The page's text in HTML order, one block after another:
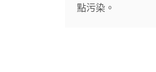
點污染。